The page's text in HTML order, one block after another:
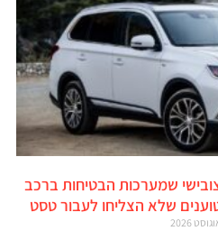
שמערכות הבטיחות ברכב
שלא הצליחו לעבור טסט